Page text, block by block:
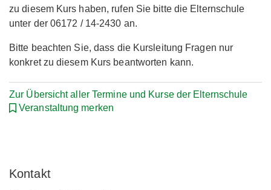
zu diesem Kurs haben, rufen Sie bitte die Elternschule
unter der 06172 / 14-2430 an.
Bitte beachten Sie, dass die Kursleitung Fragen nur
konkret zu diesem Kurs beantworten kann.
Zur Übersicht aller Termine und Kurse der Elternschule
Veranstaltung merken
Kontakt